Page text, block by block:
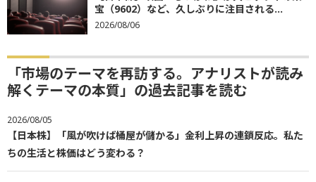
宝（9602）など、久しぶりに注目される...
2026/08/06
「市場のテーマを再訪する。アナリストが読み
解くテーマの本質」の過去記事を読む
2026/08/05
【日本株】「風が吹けば桶屋が儲かる」金利上昇の連鎖反応。私た
ちの生活と株価はどう変わる？